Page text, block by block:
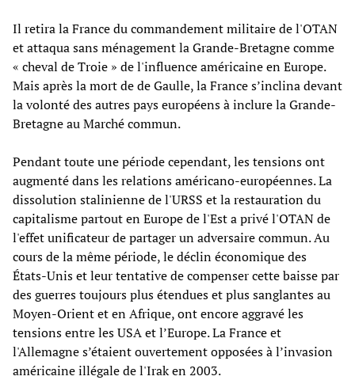
Il retira la France du commandement militaire de l'OTAN
et attaqua sans ménagement la Grande-Bretagne comme
« cheval de Troie » de l'influence américaine en Europe.
Mais après la mort de de Gaulle, la France s’inclina devant
la volonté des autres pays européens à inclure la Grande-
Bretagne au Marché commun.
Pendant toute une période cependant, les tensions ont
augmenté dans les relations américano-européennes. La
dissolution stalinienne de l'URSS et la restauration du
capitalisme partout en Europe de l'Est a privé l'OTAN de
l'effet unificateur de partager un adversaire commun. Au
cours de la même période, le déclin économique des
États-Unis et leur tentative de compenser cette baisse par
des guerres toujours plus étendues et plus sanglantes au
Moyen-Orient et en Afrique, ont encore aggravé les
tensions entre les USA et l’Europe. La France et
l'Allemagne s’étaient ouvertement opposées à l’invasion
américaine illégale de l'Irak en 2003.